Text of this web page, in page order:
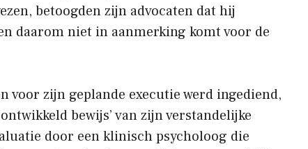
betoogden zijn advocaten dat hij
daarom niet in aanmerking komt voor de
voor zijn geplande executie werd ingediend,
bewijs’ van zijn verstandelijke
door een klinisch psycholoog die